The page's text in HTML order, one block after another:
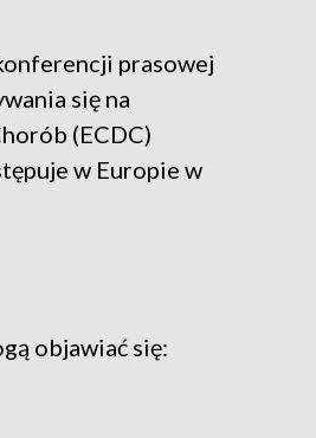
prasowej
się na
(ECDC)
w Europie w
objawiać się: